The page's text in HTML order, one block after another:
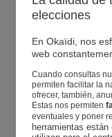
Productes suggerits
Botigues
La teva
Segueix una
elecciones
En Okaïdi, nos
web
Cuando consultas
permiten facilitar la
ofrecer, también,
Estas nos permiten
eventuales y poner
herramientas